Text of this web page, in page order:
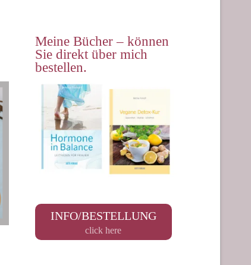
Meine Bücher – können
Sie direkt über mich
bestellen.
INFO/BESTELLUNG
click here